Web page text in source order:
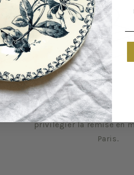
Vos envois sont
soin pour vous offrir la
expérience possible.
privilégier la remise en
Paris.